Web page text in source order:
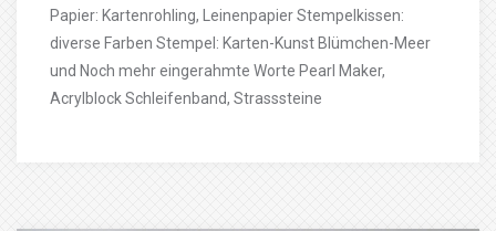
Papier: Kartenrohling, Leinenpapier Stempelkissen:
diverse Farben Stempel: Karten-Kunst Blümchen-Meer
und Noch mehr eingerahmte Worte Pearl Maker,
Acrylblock Schleifenband, Strasssteine